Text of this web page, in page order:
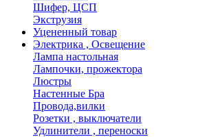
Шифер, ЦСП
Экструзия
Уцененный товар
Электрика , Освещение
Лампа настольная
Лампочки, прожектора
Люстры
Настенные Бра
Провода,вилки
Розетки , выключатели
Удлинители , переноски